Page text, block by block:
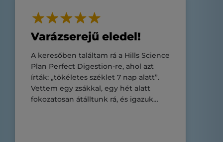
Varázserejű eledel!
A keresőben találtam rá a Hills Science
Plan Perfect Digestion-re, ahol azt
írták: „tökéletes széklet 7 nap alatt”.
Vettem egy zsákkal, egy hét alatt
fokozatosan átálltunk rá, és igazuk